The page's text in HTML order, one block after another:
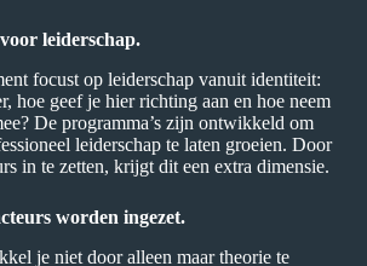
leiderschap.
focust op leiderschap vanuit identiteit:
hoe geef je hier richting aan en hoe neem
De programma’s zijn ontwikkeld om
leiderschap te laten groeien. Door
in te zetten, krijgt dit een extra dimensie.
worden ingezet.
je niet door alleen maar theorie te